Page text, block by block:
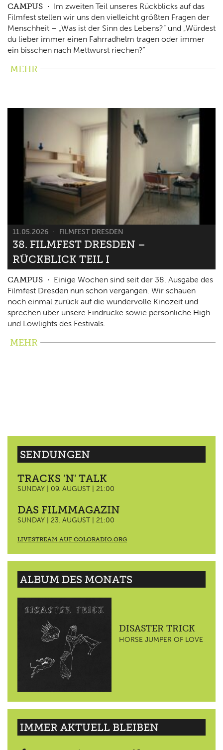
CAMPUS
Im zweiten Teil unseres Rückblicks auf das
Filmfest stellen wir uns den vielleicht größten Fragen der
Menschheit – „Was ist der Sinn des Lebens?“ und „Würdest
du lieber immer einen Fahrradhelm tragen oder immer
ein bisschen nach Mettwurst riechen?"
MEHR
11.05.2026 FILMFEST DRESDEN
38. FILMFEST DRESDEN –
RÜCKBLICK TEIL I
CAMPUS
Einige Wochen sind seit der 38. Ausgabe des
Filmfest Dresden nun schon vergangen. Wir schauen
noch einmal zurück auf die wundervolle Kinozeit und
sprechen über unsere Eindrücke sowie persönliche High-
und Lowlights des Festivals.
MEHR
SENDUNGEN
TRACKS 'N' TALK
SUNDAY | 09. AUGUST | 21:00
DAS FILMMAGAZIN
SUNDAY | 23. AUGUST | 21:00
LIVESTREAM AUF COLORADIO.ORG
ALBUM DES MONATS
DISASTER TRICK
HORSE JUMPER OF LOVE
IMMER AKTUELL BLEIBEN